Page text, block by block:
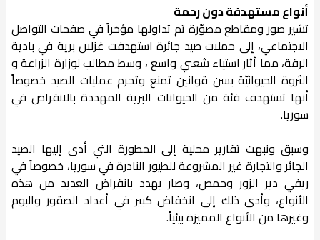
أنواع مستهدفة دون رحمة
تشير صور ومقاطع مصوّرة تم تداولها مؤخراً في صفحات التواصل
الاجتماعي، إلى حملات صيد جائرة استهدفت غزلان برية في بادية
الرقة، مما أثار استياء شعبي واسع ، وسط مطالب لوزارة الزراعة و
الثروة الحيوانيّة بسن قوانين تمنع وتجرم عمليات الصيد خصوصاً
أنها تستهدف فئة من الحيوانات البرية المهددة بالانقراض في
سوريا.
وسبق ونبهت تقارير محلية إلى الخطورة التي أدى إليها الصيد
الجائر والتجارة غير المشروعة للطيور النادرة في سوريا، خصوصاً في
ريفي دير الزور وحمص، وصار يهدد بانقراض العديد من هذه
الأنواع، وأدى ذلك إلى انخفاض كبير في أعداد الصقور والبوم
وغيرها من الأنواع المميزة بيئياً.